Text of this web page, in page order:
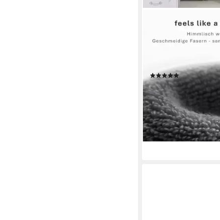
MAGANO
Handtücher Set,
Baumwolle,
50x70 cm oder
70x140 cm(6)
ab 44,00 € UVP
59,00 €
(22,00 €/ 1 Stk)
-25%
lieferbar - in 2-3